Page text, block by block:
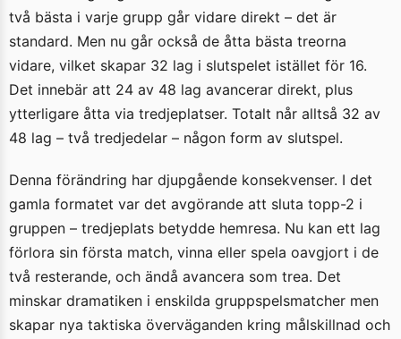
två bästa i varje grupp går vidare direkt – det är
standard. Men nu går också de åtta bästa treorna
vidare, vilket skapar 32 lag i slutspelet istället för 16.
Det innebär att 24 av 48 lag avancerar direkt, plus
ytterligare åtta via tredjeplatser. Totalt når alltså 32 av
48 lag – två tredjedelar – någon form av slutspel.
Denna förändring har djupgående konsekvenser. I det
gamla formatet var det avgörande att sluta topp-2 i
gruppen – tredjeplats betydde hemresa. Nu kan ett lag
förlora sin första match, vinna eller spela oavgjort i de
två resterande, och ändå avancera som trea. Det
minskar dramatiken i enskilda gruppspelsmatcher men
skapar nya taktiska överväganden kring målskillnad och